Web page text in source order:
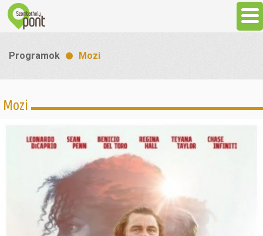
Látnivalók
Gasztronómia
Szállás
Sport
Programok Mozi
Mozi